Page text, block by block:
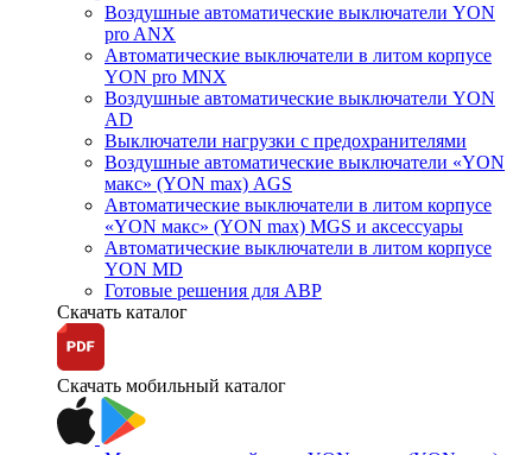
Воздушные автоматические выключатели YON
pro ANX
Автоматические выключатели в литом корпусе
YON pro MNX
Воздушные автоматические выключатели YON
AD
Выключатели нагрузки с предохранителями
Воздушные автоматические выключатели «YON
макс» (YON max) AGS
Автоматические выключатели в литом корпусе
«YON макс» (YON max) MGS и аксессуары
Автоматические выключатели в литом корпусе
YON MD
Готовые решения для АВР
Скачать каталог
Скачать мобильный каталог